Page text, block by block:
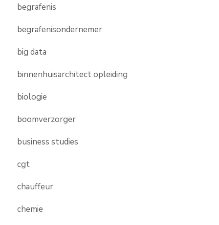
begrafenis
begrafenisondernemer
big data
binnenhuisarchitect opleiding
biologie
boomverzorger
business studies
cgt
chauffeur
chemie